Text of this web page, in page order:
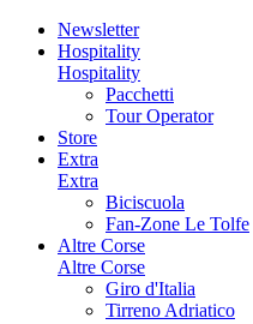
Newsletter
Hospitality
Hospitality
Pacchetti
Tour Operator
Store
Extra
Extra
Biciscuola
Fan-Zone Le Tolfe
Altre Corse
Altre Corse
Giro d'Italia
Tirreno Adriatico